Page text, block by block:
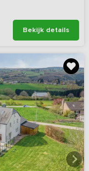
Bekijk details